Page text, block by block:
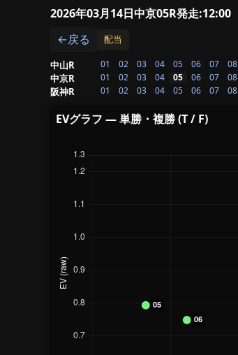
2026年03月14日中京05R発走:12:00
←戻る
配当
中山R 01 02 03 04 05 06 07 08
中京R 01 02 03 04 05 06 07 08
阪神R 01 02 03 04 05 06 07 08
EVグラフ — 単勝・複勝 (T / F)